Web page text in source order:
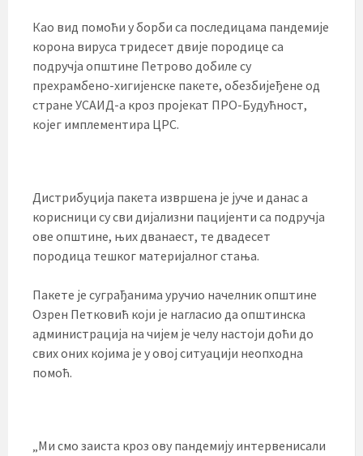
Као вид помоћи у борби са последицама пандемије
корона вируса тридесет двије породице са
подручја општине Петрово добиле су
прехрамбено-хигијенске пакете, обезбијеђене од
стране УСАИД-а кроз пројекат ПРО-Будућност,
којег имплементира ЦРС.
Дистрибуција пакета извршена је јуче и данас а
корисници су сви дијализни пацијенти са подручја
ове општине, њих дванаест, те двадесет
породица тешког материјалног стања.
Пакете је суграђанима уручио начелник општине
Озрен Петковић који је нагласио да општинска
администрација на чијем је челу настоји доћи до
свих оних којима је у овој ситуацији неопходна
помоћ.
„Ми смо заиста кроз ову пандемију интервенисали